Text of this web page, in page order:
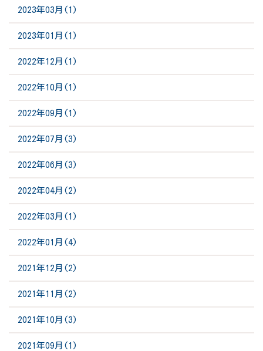
2023年03月(1)
2023年01月(1)
2022年12月(1)
2022年10月(1)
2022年09月(1)
2022年07月(3)
2022年06月(3)
2022年04月(2)
2022年03月(1)
2022年01月(4)
2021年12月(2)
2021年11月(2)
2021年10月(3)
2021年09月(1)